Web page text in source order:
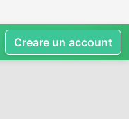
Creare un account